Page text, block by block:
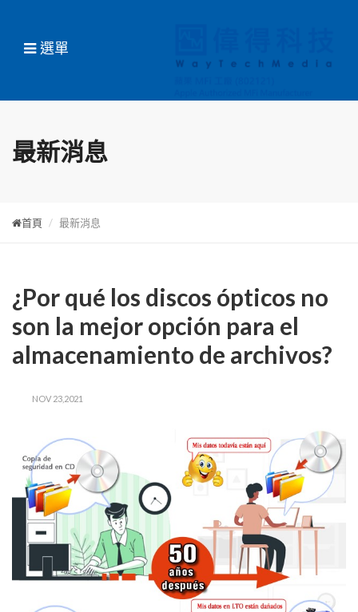
選單
最新消息
首頁 最新消息
¿Por qué los discos ópticos no
son la mejor opción para el
almacenamiento de archivos?
NOV 23,2021